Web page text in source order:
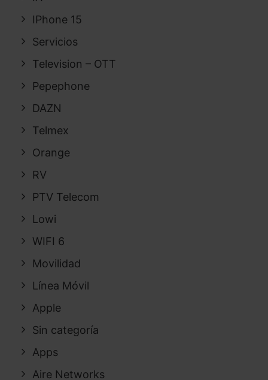
IPhone 15
Servicios
Television – OTT
Pepephone
DAZN
Telmex
Orange
RV
PTV Telecom
Lowi
WIFI 6
Movilidad
Línea Móvil
Apple
Sin categoría
Apps
Aire Networks